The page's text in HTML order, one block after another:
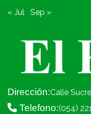
« Jul Sep »
Dirección:Calle
Telefono:(054)